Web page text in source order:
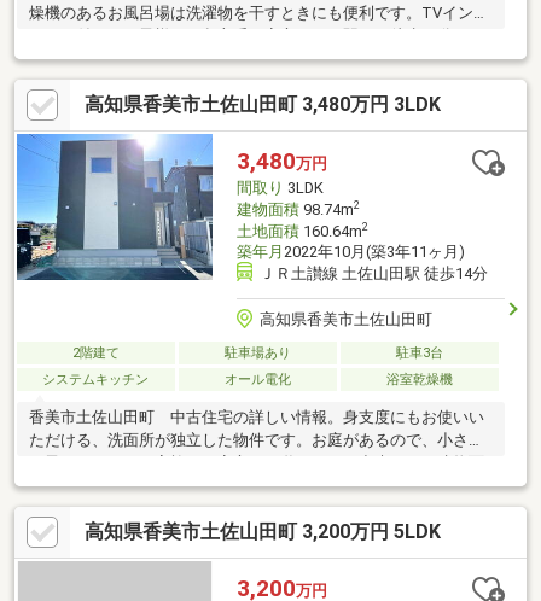
燥機のあるお風呂場は洗濯物を干すときにも便利です。TVインタ
ーホン付きでお子様のお留守番も安心です。駅まで徒歩12分でア
クセス可能です。開放感溢れる室内が魅力の、3LDKの物件はこち
らです。お手入れが簡単なIH調理器です。建物面積98.12㎡もある
ので有効活用しましょう。
高知県香美市土佐山田町 3,480万円 3LDK
3,480万円
間取り 3LDK
建物面積98.74m2
土地面積160.64m2
築年月 2022年10月(築3年11ヶ月)
ＪＲ土讃線 土佐山田駅 徒歩14分
高知県香美市土佐山田町
2階建て 駐車場あり
駐車3台
システムキッチン
オール電化 浴室乾燥機
香美市土佐山田町 中古住宅の詳しい情報。身支度にもお使いい
ただける、洗面所が独立した物件です。お庭があるので、小さい
積が98.74㎡でスペースが十分のファミリーにもおすすめの物件で
す。駅から少し離れた、駅徒歩14分の物件です。設備も充実で、
快適な生活を送る事のできる、中古の戸建て物件。皆で仲良く生
活できる3LDKの物件情報はこちらです。
高知県香美市土佐山田町 3,200万円 5LDK
3,200万円